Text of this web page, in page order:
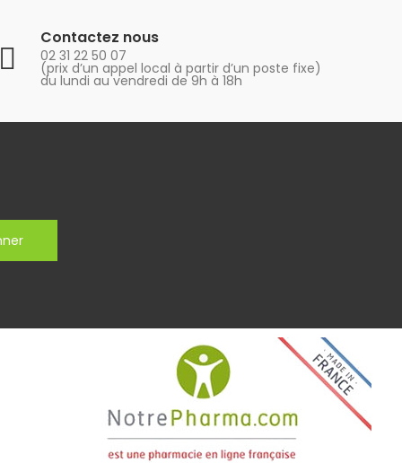
Contactez nous
02 31 22 50 07
(prix d’un appel local à partir d’un poste fixe)
du lundi au vendredi de 9h à 18h